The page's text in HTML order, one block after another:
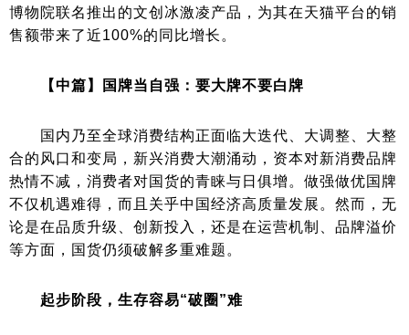
博物院联名推出的文创冰激凌产品，为其在天猫平台的销
售额带来了近100%的同比增长。
【中篇】国牌当自强：要大牌不要白牌
国内乃至全球消费结构正面临大迭代、大调整、大整
合的风口和变局，新兴消费大潮涌动，资本对新消费品牌
热情不减，消费者对国货的青睐与日俱增。做强做优国牌
不仅机遇难得，而且关乎中国经济高质量发展。然而，无
论是在品质升级、创新投入，还是在运营机制、品牌溢价
等方面，国货仍须破解多重难题。
起步阶段，生存容易“破圈”难